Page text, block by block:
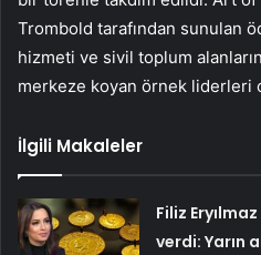
Trombold tarafından sunulan
hizmeti ve sivil toplum
merkeze koyan örnek liderleri
İlgili Makaleler
Filiz
verdi: Yarın